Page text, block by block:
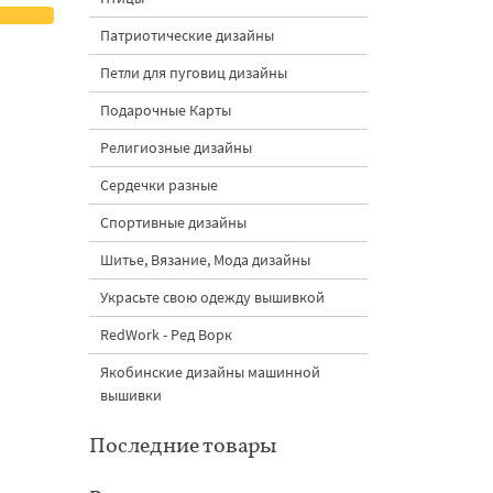
Патриотические дизайны
Петли для пуговиц дизайны
Подарочные Карты
Религиозные дизайны
Сердечки разные
Спортивные дизайны
Шитье, Вязание, Мода дизайны
Украсьте свою одежду вышивкой
RedWork - Ред Ворк
Якобинские дизайны машинной
вышивки
Последние товары